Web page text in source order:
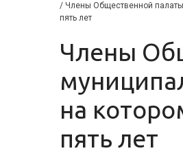
/ Члены Общественной палаты
пять лет
Члены Общественной палаты приняли участие в отчёте главы
на
пять лет